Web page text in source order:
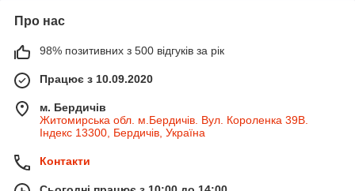
Про нас
98% позитивних з 500 відгуків за рік
Працює з 10.09.2020
м. Бердичів
Житомирська обл. м.Бердичів. Вул. Короленка 39В.
Індекс 13300, Бердичів, Україна
Контакти